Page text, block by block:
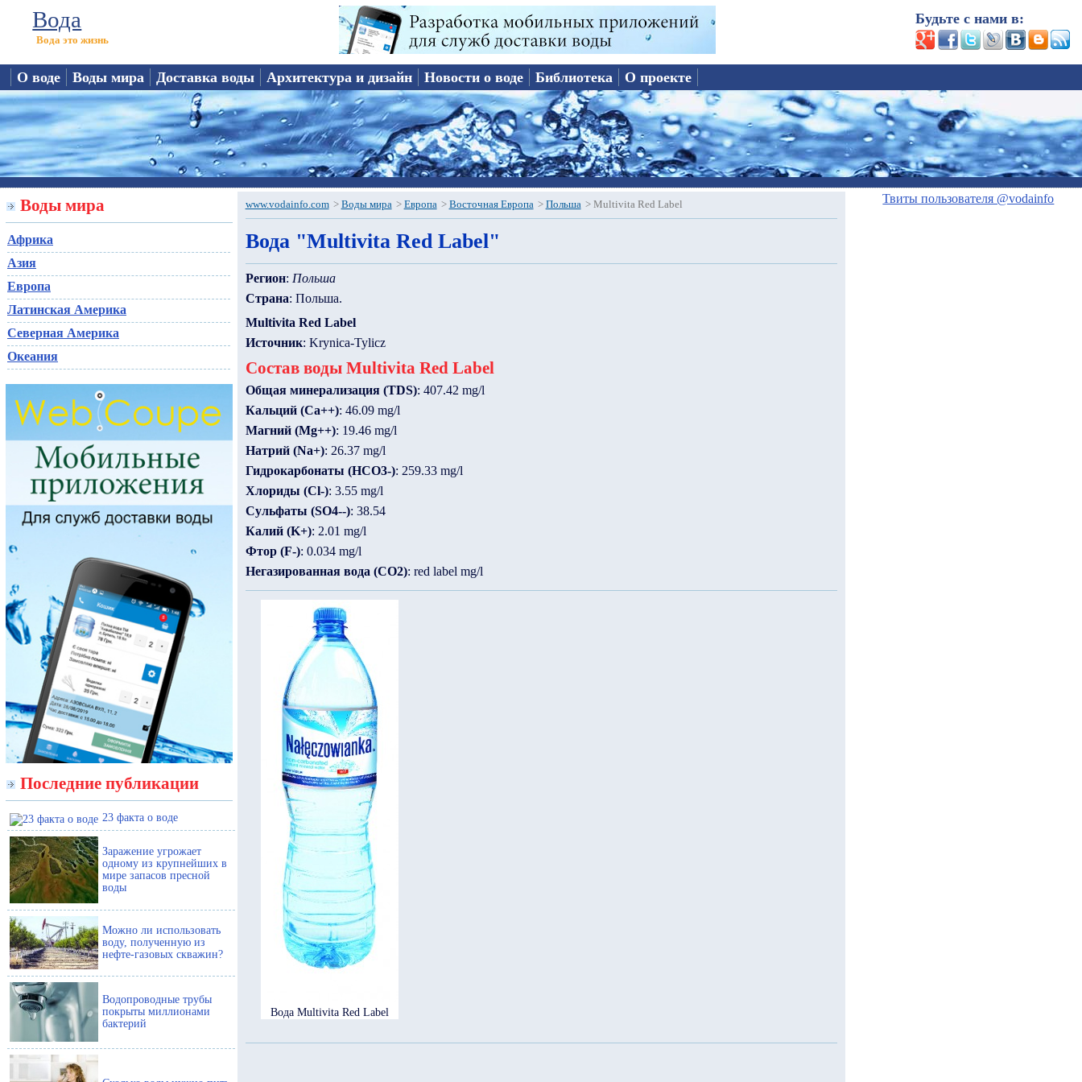
Вода
Вода это жизнь
Будьте с нами в:
О воде Воды мира Доставка воды Архитектура и дизайн Новости о воде Библиотека О проекте
Воды мира
Африка
Азия
Европа
Латинская Америка
Северная Америка
Океания
Последние публикации
23 факта о воде
Заражение угрожает
одному из крупнейших в
мире запасов пресной
воды
Можно ли использовать
воду, полученную из
нефте-газовых скважин?
Водопроводные трубы
покрыты миллионами
бактерий
www.vodainfo.com > Воды мира > Европа > Восточная Европа > Польша > Multivita Red Label
Вода "Multivita Red Label"
Регион: Польша
Страна: Польша.
Multivita Red Label
Источник: Krynica-Tylicz
Состав воды Multivita Red Label
Общая минерализация (TDS): 407.42 mg/l
Кальций (Ca++): 46.09 mg/l
Магний (Mg++): 19.46 mg/l
Натрий (Na+): 26.37 mg/l
Гидрокарбонаты (HCO3-): 259.33 mg/l
Хлориды (Cl-): 3.55 mg/l
Сульфаты (SO4--): 38.54
Калий (K+): 2.01 mg/l
Фтор (F-): 0.034 mg/l
Негазированная вода (CO2): red label mg/l
Вода Multivita Red Label
Твиты пользователя @vodainfo